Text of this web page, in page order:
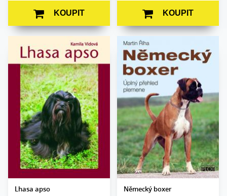
KOUPIT KOUPIT
Lhasa apso
Autor:
Kamila Vidová
Edice:
Portréty
Počet
stran:
200
Formát:
A5
Vazba:
V8a (pevná)
Obrazová
část:
Černobílé a barevné
fotografie
Datum
vydání:
24. 5. 2005
Německý boxer
Autor:
Martin Říha
Edice:
Portréty
Počet stran:
Formát:
A4 (210 x 280)
Vazba:
V8a (pevná)
Obrazová část:
Barevné fotografie
Datum vydání:
26. 4. 2017